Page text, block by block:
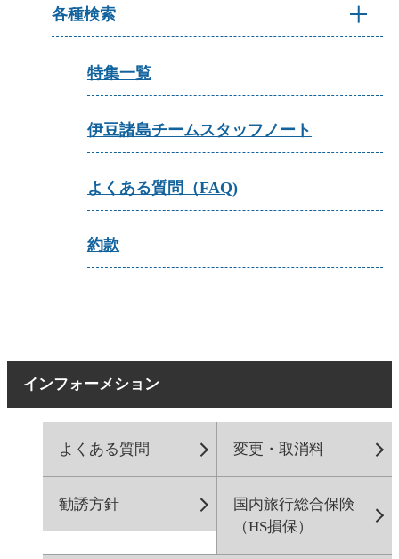
各種検索
特集一覧
伊豆諸島チームスタッフノート
よくある質問（FAQ)
約款
インフォーメション
よくある質問 変更・取消料
勧誘方針
国内旅行総合保険
（HS損保）